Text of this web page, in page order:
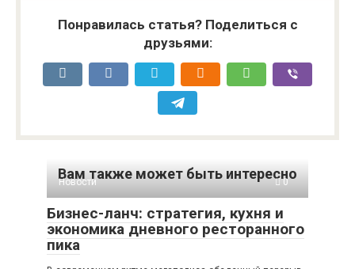
Понравилась статья? Поделиться с
друзьями:
Вам также может быть интересно
Новости 0
Бизнес-ланч: стратегия, кухня и
экономика дневного ресторанного
пика